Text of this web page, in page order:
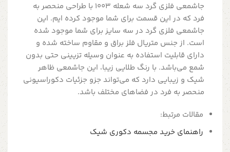
جاشمعی فلزی گرد سه شعله 1003 با طراحی منحصر به
فرد که در این قسمت برای شما موجود کرده ایم. این
جاشمعی فلزی گرد در سه سایز برای شما موجود شده
است. از جنس متریال فلز براق و مقاوم ساخته شده و
دارای قابلیت استفاده به عنوان وسیله تزیینی حتی بدون
شمع می‌باشد. با رنگ طلایی زیبا، این جاشمعی ظاهر
شیک و زیبایی دارد که می‌تواند جزو جزئیات دکوراسیونی
منحصر به فرد در فضاهای مختلف باشد.
مقالات مرتبط:
راهنمای خرید مجسمه دکوری شیک